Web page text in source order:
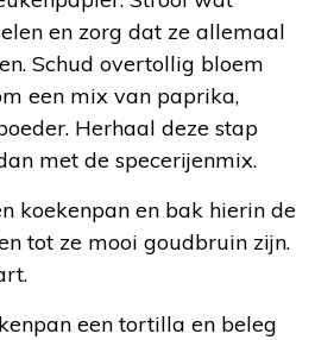
en zorg dat ze allemaal
Schud overtollig bloem
een mix van paprika,
Herhaal deze stap
met de specerijenmix.
koekenpan en bak hierin de
tot ze mooi goudbruin zijn.
een tortilla en beleg